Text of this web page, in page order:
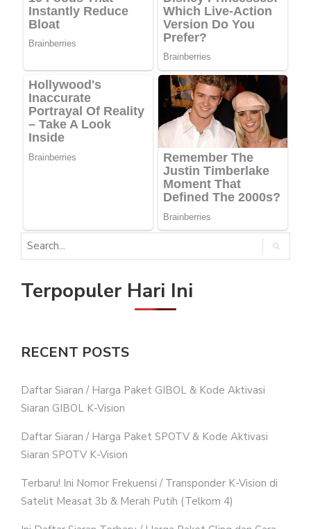
Terpopuler Hari Ini
RECENT POSTS
Daftar Siaran / Harga Paket GIBOL & Kode Aktivasi
Siaran GIBOL K-Vision
Daftar Siaran / Harga Paket SPOTV & Kode Aktivasi
Siaran SPOTV K-Vision
Terbaru! Ini Nomor Frekuensi / Transponder K-Vision di
Satelit Measat 3b & Merah Putih (Telkom 4)